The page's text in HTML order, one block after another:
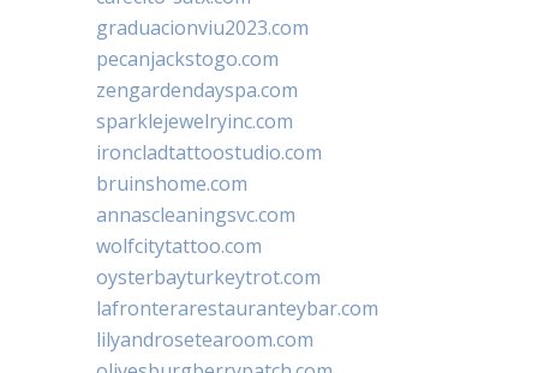
graduacionviu2023.com
pecanjackstogo.com
zengardendayspa.com
sparklejewelryinc.com
ironcladtattoostudio.com
bruinshome.com
annascleaningsvc.com
wolfcitytattoo.com
oysterbayturkeytrot.com
lafronterarestauranteybar.com
lilyandrosetearoom.com